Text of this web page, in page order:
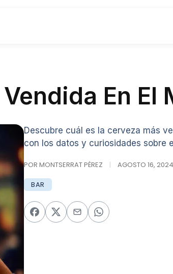
En El
Descubre cuál es la cerveza más
con los datos y curiosidades sobre
POR MONTSERRAT PÉREZ | AGOSTO 16, 2024
BAR